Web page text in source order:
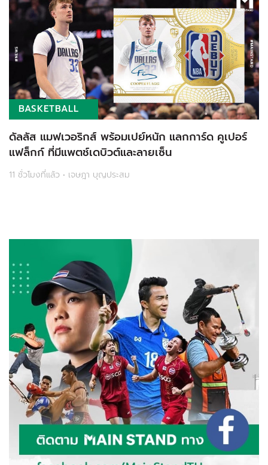
BASKETBALL
ดัลลัส แมฟเวอริกส์ พร้อมเปย์หนัก แลกการ์ด คูเปอร์
แฟล็กก์ ที่มีแพตช์เดบิวต์และลายเซ็น
11 ชั่วโมงที่แล้ว • เจษฎา บุญประสม